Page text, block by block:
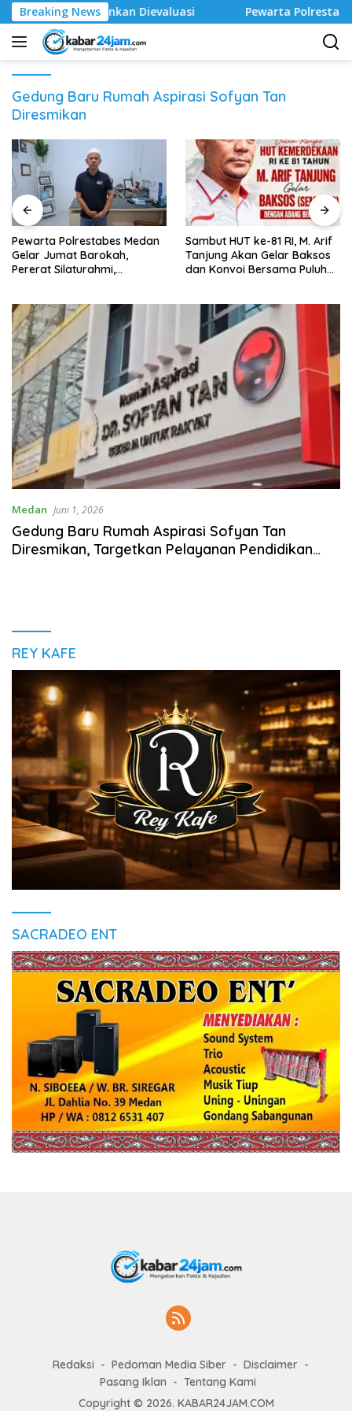
Langsung
ke
konten
Breaking News
Sarankan Dievaluasi Pewarta Polrestabes Medan
Gedung Baru Rumah Aspirasi Sofyan Tan
Diresmikan
Pewarta Polrestabes Medan
Gelar Jumat Barokah,
Pererat Silaturahmi,
‎Sambut HUT ke-81 RI, M. Arif
Tanjung Akan Gelar Baksos
dan Konvoi Bersama Puluhan
Medan Juni 1, 2026
Gedung Baru Rumah Aspirasi Sofyan Tan
Diresmikan, Targetkan Pelayanan Pendidikan
REY KAFE
SACRADEO ENT
Redaksi Pedoman Media Siber
Disclaimer
Pasang Iklan
Tentang Kami
Copyright © 2026. KABAR24JAM.COM